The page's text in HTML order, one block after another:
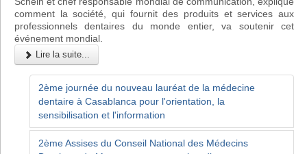
comment la société, qui fournit des produits et services aux
professionnels dentaires du monde entier, va soutenir cet
événement mondial.
Lire la suite...
2ème journée du nouveau lauréat de la médecine
dentaire à Casablanca pour l'orientation, la
sensibilisation et l'information
2ème Assises du Conseil National des Médecins